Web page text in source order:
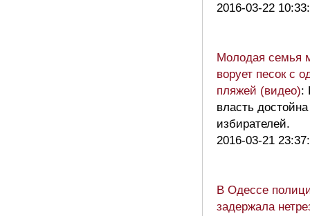
2016-03-22
Молодая семья
ворует песок с
пляжей (видео):
власть
избирателей.
2016-03-21
В Одессе
задержала